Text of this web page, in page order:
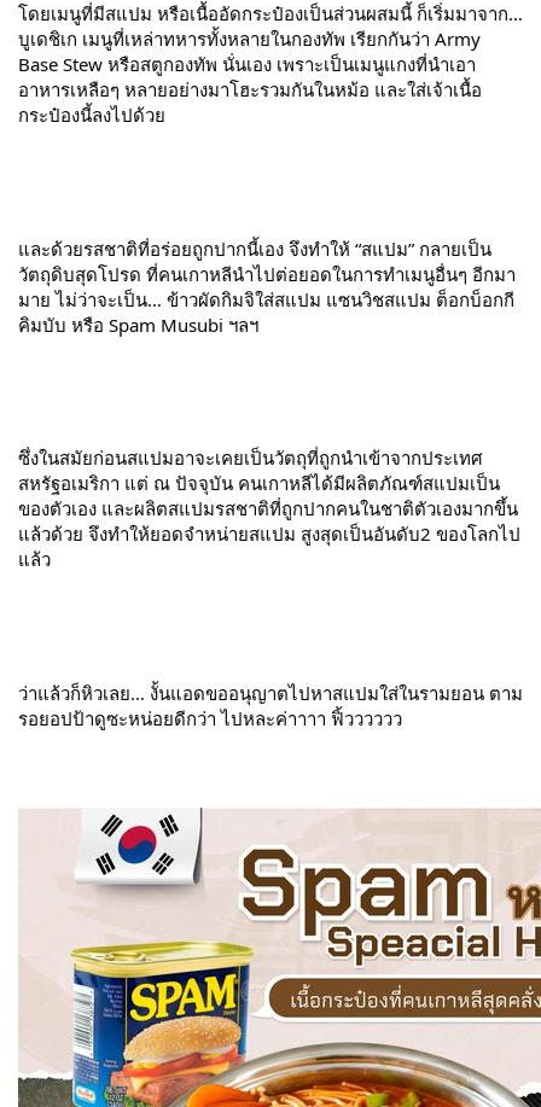
โดยเมนูที่มีสแปม หรือเนื้ออัดกระป๋องเป็นส่วนผสมนี้ ก็เริ่มมาจาก…
บูเดชิเก เมนูที่เหล่าทหารทั้งหลายในกองทัพ เรียกกันว่า Army
Base Stew หรือสตูกองทัพ นั่นเอง เพราะเป็นเมนูแกงที่นำเอา
อาหารเหลือๆ หลายอย่างมาโฮะรวมกันในหม้อ และใส่เจ้าเนื้อ
กระป๋องนี้ลงไปด้วย
และด้วยรสชาติที่อร่อยถูกปากนี้เอง จึงทำให้ “สแปม” กลายเป็น
วัตถุดิบสุดโปรด ที่คนเกาหลีนำไปต่อยอดในการทำเมนูอื่นๆ อีกมา
มาย ไม่ว่าจะเป็น… ข้าวผัดกิมจิใส่สแปม แซนวิชสแปม ต็อกบ็อกกี
คิมบับ หรือ Spam Musubi ฯลฯ
ซึ่งในสมัยก่อนสแปมอาจะเคยเป็นวัตถุที่ถูกนำเข้าจากประเทศ
สหรัฐอเมริกา แต่ ณ ปัจจุบัน คนเกาหลีได้มีผลิตภัณฑ์สแปมเป็น
ของตัวเอง และผลิตสแปมรสชาติที่ถูกปากคนในชาติตัวเองมากขึ้น
แล้วด้วย จึงทำให้ยอดจำหน่ายสแปม สูงสุดเป็นอันดับ2 ของโลกไป
แล้ว
ว่าแล้วก็หิวเลย… งั้นแอดขออนุญาตไปหาสแปมใส่ในรามยอน ตาม
รอยอปป้าดูซะหน่อยดีกว่า ไปหละค่าาาา ฟิ้วววววว